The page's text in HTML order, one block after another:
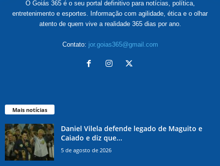
O Goiás 365 é o seu portal definitivo para notícias, política,
entretenimento e esportes. Informação com agilidade, ética e o olhar
atento de quem vive a realidade 365 dias por ano.
Contato: jor.goias365@gmail.com
Mais notícias
Daniel Vilela defende legado de Maguito e
Caiado e diz que...
5 de agosto de 2026